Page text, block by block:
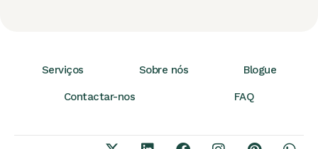
Serviços Sobre nós Blogue
Contactar-nos FAQ